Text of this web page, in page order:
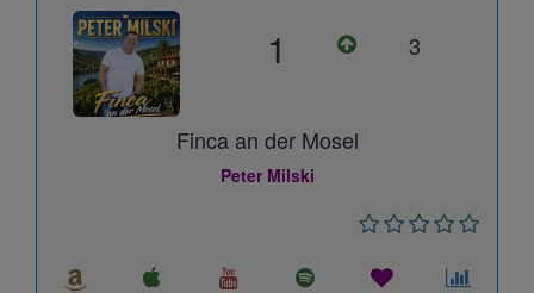
1 3
Finca an der Mosel
Peter Milski